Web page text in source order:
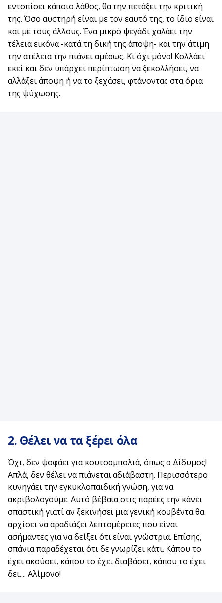
εντοπίσει κάποιο λάθος, θα την πετάξει την κριτική
της. Όσο αυστηρή είναι με τον εαυτό της, το ίδιο είναι
και με τους άλλους. Ένα μικρό ψεγάδι χαλάει την
τέλεια εικόνα -κατά τη δική της άποψη- και την άτιμη
την ατέλεια την πιάνει αμέσως. Κι όχι μόνο! Κολλάει
εκεί και δεν υπάρχει περίπτωση να ξεκολλήσει, να
αλλάξει άποψη ή να το ξεχάσει, φτάνοντας στα όρια
της ψύχωσης.
2. Θέλει να τα ξέρει όλα
Όχι, δεν ψοφάει για κουτσομπολιά, όπως ο Δίδυμος!
Απλά, δεν θέλει να πιάνεται αδιάβαστη. Περισσότερο
κυνηγάει την εγκυκλοπαιδική γνώση, για να
ακριβολογούμε. Αυτό βέβαια στις παρέες την κάνει
σπαστική γιατί αν ξεκινήσει μια γενική κουβέντα θα
αρχίσει να αραδιάζει λεπτομέρειες που είναι
ασήμαντες για να δείξει ότι είναι γνώστρια. Επίσης,
σπάνια παραδέχεται ότι δε γνωρίζει κάτι. Κάπου το
έχει ακούσει, κάπου το έχει διαβάσει, κάπου το έχει
δει.... Αλίμονο!